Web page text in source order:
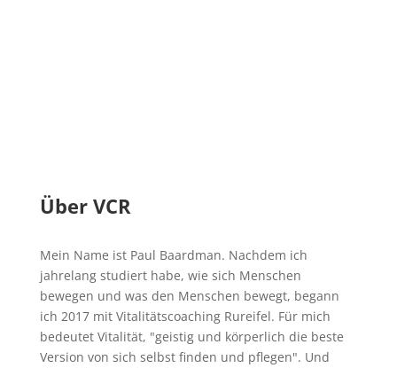
Über VCR
Mein Name ist Paul Baardman. Nachdem ich
jahrelang studiert habe, wie sich Menschen
bewegen und was den Menschen bewegt, begann
ich 2017 mit Vitalitätscoaching Rureifel. Für mich
bedeutet Vitalität, "geistig und körperlich die beste
Version von sich selbst finden und pflegen". Und